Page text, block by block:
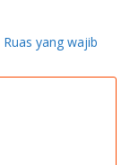
Ruas yang wajib